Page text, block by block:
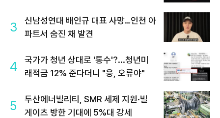
3
신남성연대 배인규 대표 사망…인천 아
파트서 숨진 채 발견
4
국가가 청년 상대로 '통수'?...청년미
래적금 12% 준다더니 "응, 오류야"
5
두산에너빌리티, SMR 세제 지원·빌
게이츠 방한 기대에 5%대 강세